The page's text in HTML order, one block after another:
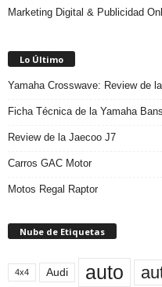
Marketing Digital & Publicidad
Lo Último
Yamaha Crosswave: Review de
Ficha Técnica de la Yamaha
Review de la Jaecoo J7
Carros GAC Motor
Motos Regal Raptor
Nube de Etiquetas
4x4 Audi auto